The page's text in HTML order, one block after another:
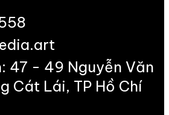
47 - 49 Nguyễn Văn
Cát Lái, TP Hồ Chí